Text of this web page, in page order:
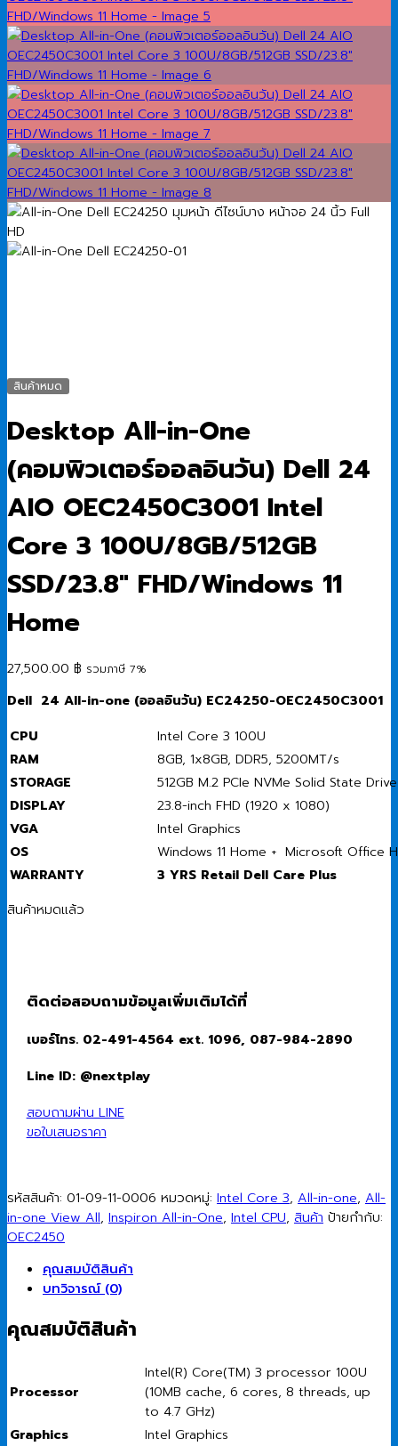
สินค้าหมด
Desktop All-in-One
(คอมพิวเตอร์ออลอินวัน) Dell 24
AIO OEC2450C3001 Intel
Core 3 100U/8GB/512GB
SSD/23.8″ FHD/Windows 11
Home
27,500.00 ฿ รวมภาษี 7%
Dell 24 All-in-one (ออลอินวัน) EC24250-OEC2450C3001
CPU
Intel Core 3 100U
RAM
8GB, 1x8GB, DDR5, 5200MT/s
STORAGE
512GB M.2 PCIe NVMe Solid State Drive
DISPLAY
23.8-inch FHD (1920 x 1080)
VGA
Intel Graphics
OS
Windows 11 Home + Microsoft Office
WARRANTY
3 YRS Retail Dell Care Plus
สินค้าหมดแล้ว
ติดต่อสอบถามข้อมูลเพิ่มเติมได้ที่
เบอร์โทร. 02-491-4564 ext. 1096, 087-984-2890
Line ID: @nextplay
สอบถามผ่าน LINE
ขอใบเสนอราคา
รหัสสินค้า: 01-09-11-0006 หมวดหมู่: Intel Core 3, All-in-one, All-
in-one View All, Inspiron All-in-One, Intel CPU, สินค้า ป้ายกำกับ:
OEC2450
คุณสมบัติสินค้า
บทวิจารณ์ (0)
คุณสมบัติสินค้า
Processor
Intel(R) Core(TM) 3 processor 100U
(10MB cache, 6 cores, 8 threads, up
to 4.7 GHz)
Graphics
Intel Graphics